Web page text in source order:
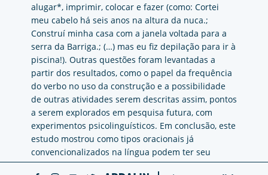
alugar*, imprimir, colocar e fazer (como: Cortei
meu cabelo há seis anos na altura da nuca.;
Construí minha casa com a janela voltada para a
serra da Barriga.; (…) mas eu fiz depilação para ir à
piscina!). Outras questões foram levantadas a
partir dos resultados, como o papel da frequência
do verbo no uso da construção e a possibilidade
de outras atividades serem descritas assim, pontos
a serem explorados em pesquisa futura, com
experimentos psicolinguísticos. Em conclusão, este
estudo mostrou como tipos oracionais já
convencionalizados na língua podem ter seu
significado alterado para atender a diferentes